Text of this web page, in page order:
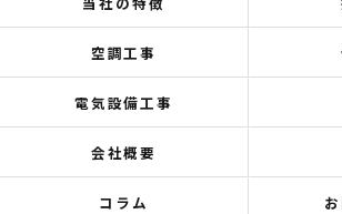
空調工事
電気設備工事
会社概要
コラム